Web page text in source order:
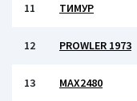
11 ТИМУР
12 PROWLER 1973
13 MAX2480